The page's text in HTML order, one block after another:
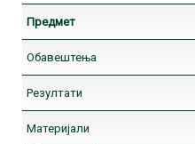
Предмет
Обавештења
Резултати
Материјали